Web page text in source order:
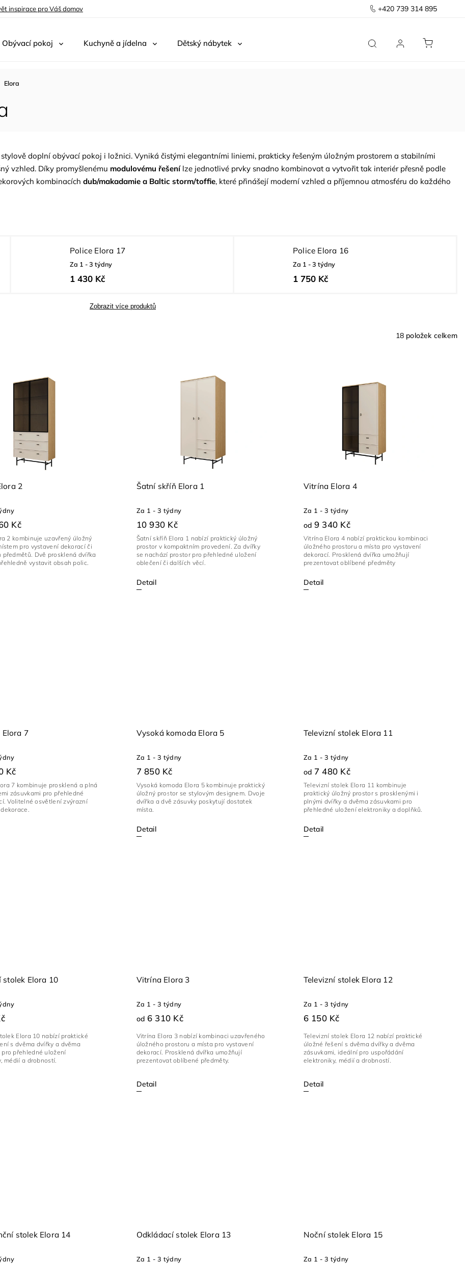
+420 739 314 895
inspirace pro Váš domov
Obývací pokoj Kuchyně a jídelna Dětský nábytek Předsíň
Elora
doplní obývací pokoj i ložnici. Vyniká čistými elegantními liniemi, prakticky řešeným úložným prostorem a stabilními
vzhled. Díky promyšlenému modulovému řešenílze jednotlivé prvky snadno kombinovat a vytvořit tak interiér přesně podle
kombinacích dub/makadamie a Baltic storm/toffie, které přinášejí moderní vzhled a příjemnou atmosféru do každého
Police Elora 17
Za 1 - 3 týdny
1 430 Kč
Police Elora 16
Za 1 - 3 týdny
1 750 Kč
Zobrazit více produktů
18 položek celkem
2
Kč
2 kombinuje uzavřený úložný
pro vystavení dekorací či
předmětů. Dvě prosklená dvířka
vystavit obsah polic.
Šatní skříň Elora 1
Za 1 - 3 týdny
10 930 Kč
Detail
Šatní skříň Elora 1 nabízí praktický úložný
prostor v kompaktním provedení. Za dvířky
se nachází prostor pro přehledné uložení
oblečení či dalších věcí.
Vitrína Elora 4
Za 1 - 3 týdny
od 9 340 Kč
Detail
Vitrína Elora 4 nabízí praktickou kombinaci
úložného prostoru a místa pro vystavení
dekorací. Prosklená dvířka umožňují
prezentovat oblíbené předměty
Elora 7
Kč
7 kombinuje prosklená a plná
zásuvkami pro přehledné
Volitelné osvětlení zvýrazní
Vysoká komoda Elora 5
Za 1 - 3 týdny
7 850 Kč
Detail
Vysoká komoda Elora 5 kombinuje praktický
úložný prostor se stylovým designem. Dvoje
dvířka a dvě zásuvky poskytují dostatek
místa.
Televizní stolek Elora 11
Za 1 - 3 týdny
od 7 480 Kč
Detail
Televizní stolek Elora 11 kombinuje
praktický úložný prostor s prosklenými i
plnými dvířky a dvěma zásuvkami pro
přehledné uložení elektroniky a doplňků.
stolek Elora 10
Elora 10 nabízí praktické
s dvěma dvířky a dvěma
pro přehledné uložení
médií a drobností.
Vitrína Elora 3
Za 1 - 3 týdny
od 6 310 Kč
Detail
Vitrína Elora 3 nabízí kombinaci uzavřeného
úložného prostoru a místa pro vystavení
dekorací. Prosklená dvířka umožňují
prezentovat oblíbené předměty.
Televizní stolek Elora 12
Za 1 - 3 týdny
6 150 Kč
Detail
Televizní stolek Elora 12 nabízí praktické
úložné řešení s dvěma dvířky a dvěma
zásuvkami, ideální pro uspořádání
elektroniky, médií a drobností.
stolek Elora 14 Odkládací stolek Elora 13
Za 1 - 3 týdny
Noční stolek Elora 15
Za 1 - 3 týdny